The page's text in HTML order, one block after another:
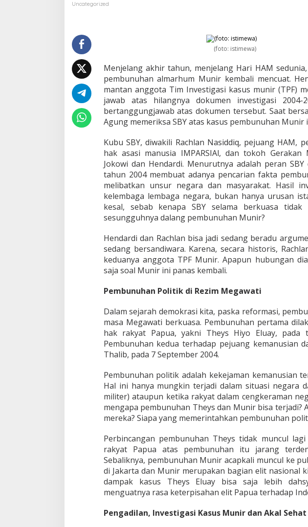
g
a
w
a
t
i
S
o
k
a
r
o
p
u
r
i
C
a
t
a
t
n
e
l
m
D
e
o
k
r
a
s
K
Uncategorized
(foto: istimewa)
Menjelang akhir tahun, menjelang Hari HAM
pembunuhan almarhum Munir kembali mencuat.
mantan anggota Tim Investigasi kasus munir (TPF)
jawab atas hilangnya dokumen investigasi 2004-
bertanggungjawab atas dokumen tersebut. Saat
Agung memeriksa SBY atas kasus pembunuhan Munir
Kubu SBY, diwakili Rachlan Nasiddiq, pejuang HAM,
hak asasi manusia IMPARSIAl, dan tokoh Gerakan
Jokowi dan Hendardi. Menurutnya adalah peran
tahun 2004 membuat adanya pencarian fakta
melibatkan unsur negara dan masyarakat. Hasil
kelembaga lembaga negara, bukan hanya urusan
kesal, sebab kenapa SBY selama berkuasa tidak
sesungguhnya dalang pembunuhan Munir?
Hendardi dan Rachlan bisa jadi sedang beradu
sedang bersandiwara. Karena, secara historis,
keduanya anggota TPF Munir. Apapun hubungan
saja soal Munir ini panas kembali.
Pembunuhan Politik di Rezim Megawati
Dalam sejarah demokrasi kita, paska reformasi,
masa Megawati berkuasa. Pembunuhan pertama
hak rakyat Papua, yakni Theys Hiyo Eluay, pada
Pembunuhan kedua terhadap pejuang kemanusian
Thalib, pada 7 September 2004.
Pembunuhan politik adalah kekejaman kemanusian
Hal ini hanya mungkin terjadi dalam situasi negara
militer) ataupun ketika rakyat dalam cengkeraman
mengapa pembunuhan Theys dan Munir bisa terjadi?
mereka? Siapa yang memerintahkan pembunuhan
Perbincangan pembunuhan Theys tidak muncul
rakyat Papua atas pembunuhan itu jarang
Sebaliknya, pembunuhan Munir acapkali muncul ke
di Jakarta dan Munir merupakan bagian elit nasional
dampak kasus Theys Eluay bisa saja lebih
menguatnya rasa keterpisahan elit Papua terhadap
Pengadilan, Investigasi Kasus Munir dan Akal Sehat